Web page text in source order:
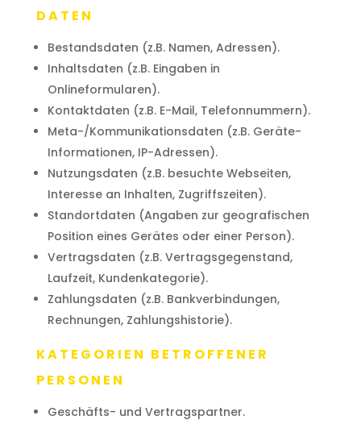
DATEN
Bestandsdaten (z.B. Namen, Adressen).
Inhaltsdaten (z.B. Eingaben in
Onlineformularen).
Kontaktdaten (z.B. E-Mail, Telefonnummern).
Meta-/Kommunikationsdaten (z.B. Geräte-
Informationen, IP-Adressen).
Nutzungsdaten (z.B. besuchte Webseiten,
Interesse an Inhalten, Zugriffszeiten).
Standortdaten (Angaben zur geografischen
Position eines Gerätes oder einer Person).
Vertragsdaten (z.B. Vertragsgegenstand,
Laufzeit, Kundenkategorie).
Zahlungsdaten (z.B. Bankverbindungen,
Rechnungen, Zahlungshistorie).
KATEGORIEN BETROFFENER
PERSONEN
Geschäfts- und Vertragspartner.